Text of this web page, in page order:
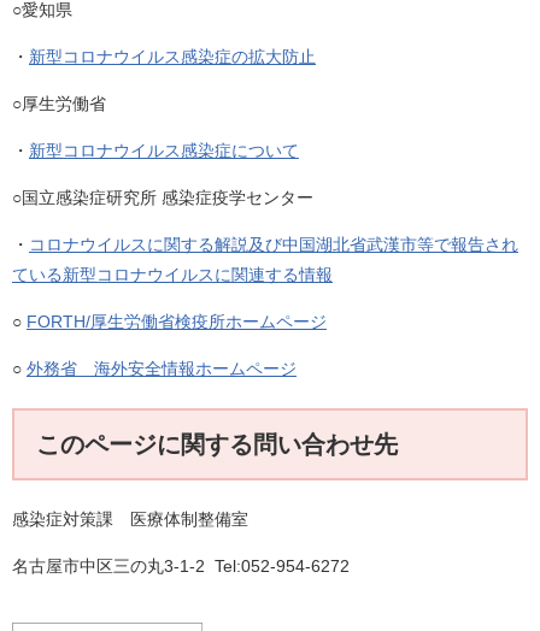
○愛知県
・ 新型コロナウイルス感染症の拡大防止
○厚生労働省
・ 新型コロナウイルス感染症について
○国立感染症研究所 感染症疫学センター
・ コロナウイルスに関する解説及び中国湖北省武漢市等で報告され
ている新型コロナウイルスに関連する情報
○ FORTH/厚生労働省検疫所ホームページ
○ 外務省 海外安全情報ホームページ
このページに関する問い合わせ先
感染症対策課 医療体制整備室
名古屋市中区三の丸3-1-2 Tel:052-954-6272